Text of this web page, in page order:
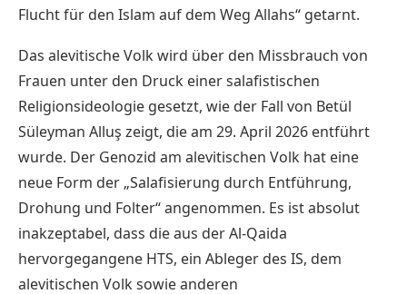
Flucht für den Islam auf dem Weg Allahs“ getarnt.
Das alevitische Volk wird über den Missbrauch von
Frauen unter den Druck einer salafistischen
Religionsideologie gesetzt, wie der Fall von Betül
Süleyman Alluş zeigt, die am 29. April 2026 entführt
wurde. Der Genozid am alevitischen Volk hat eine
neue Form der „Salafisierung durch Entführung,
Drohung und Folter“ angenommen. Es ist absolut
inakzeptabel, dass die aus der Al-Qaida
hervorgegangene HTS, ein Ableger des IS, dem
alevitischen Volk sowie anderen